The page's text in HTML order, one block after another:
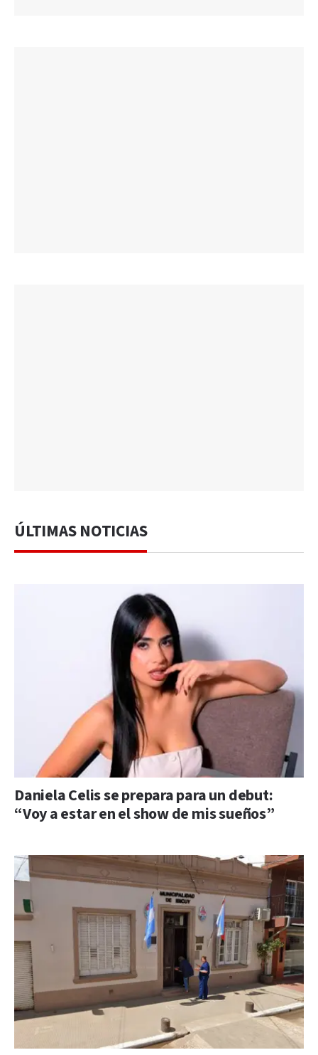
ÚLTIMAS NOTICIAS
Daniela Celis se prepara para un debut:
“Voy a estar en el show de mis sueños”